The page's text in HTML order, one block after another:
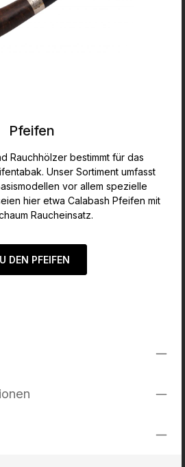
Pfeifen
Rauchhölzer bestimmt für das
Unser Sortiment umfasst
vor allem spezielle
hier etwa Calabash Pfeifen mit
Raucheinsatz.
DEN PFEIFEN